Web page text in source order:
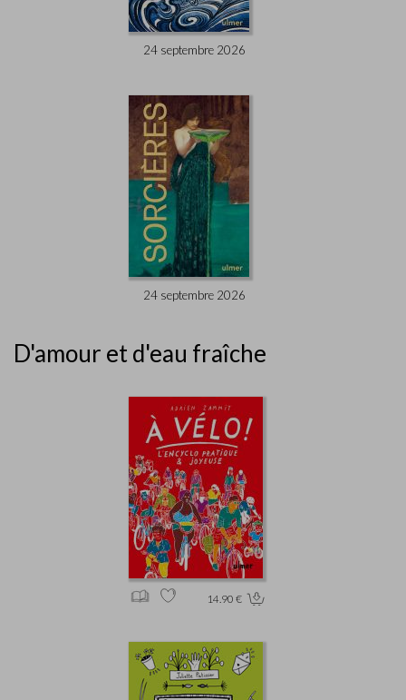
24 septembre 2026
24 septembre 2026
D'amour et d'eau fraîche
14.90 €